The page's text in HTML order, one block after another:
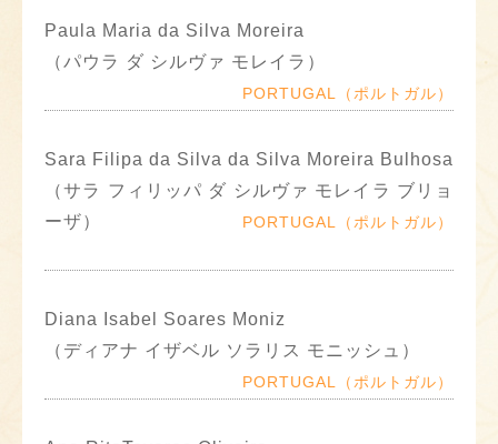
Paula Maria da Silva Moreira
（パウラ ダ シルヴァ モレイラ）
PORTUGAL（ポルトガル）
Sara Filipa da Silva da Silva Moreira Bulhosa
（サラ フィリッパ ダ シルヴァ モレイラ ブリョ
ーザ）
PORTUGAL（ポルトガル）
Diana Isabel Soares Moniz
（ディアナ イザベル ソラリス モニッシュ）
PORTUGAL（ポルトガル）